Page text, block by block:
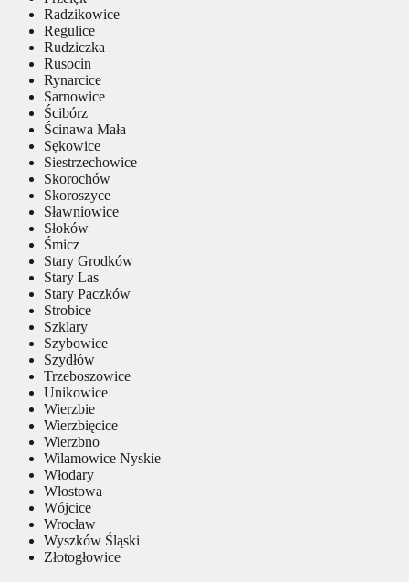
Radzikowice
Regulice
Rudziczka
Rusocin
Rynarcice
Sarnowice
Ścibórz
Ścinawa Mała
Sękowice
Siestrzechowice
Skorochów
Skoroszyce
Sławniowice
Słoków
Śmicz
Stary Grodków
Stary Las
Stary Paczków
Strobice
Szklary
Szybowice
Szydłów
Trzeboszowice
Unikowice
Wierzbie
Wierzbięcice
Wierzbno
Wilamowice Nyskie
Włodary
Włostowa
Wójcice
Wrocław
Wyszków Śląski
Złotogłowice